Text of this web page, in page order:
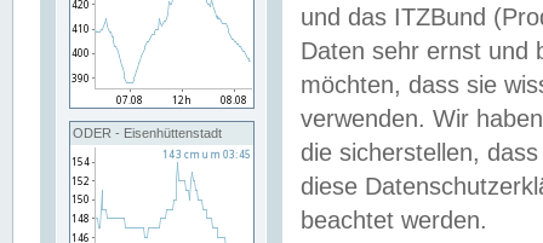
ODER - Eisenhüttenstadt
und das ITZBund
Daten sehr ernst und
möchten, dass sie
verwenden. Wir
die sicherstellen,
diese
beachtet werden.